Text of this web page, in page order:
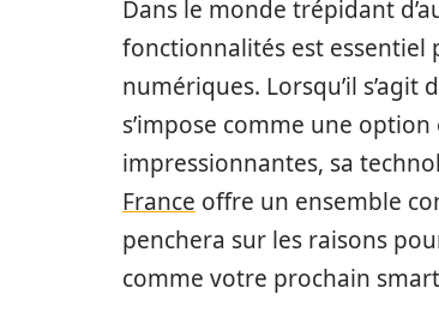
Dans le monde trépidant
fonctionnalités est essentiel
numériques. Lorsqu’il
s’impose comme une
impressionnantes, sa
France offre un ensemble
penchera sur les raisons
comme votre prochain